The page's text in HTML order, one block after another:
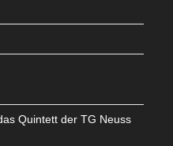
Quintett der TG Neuss